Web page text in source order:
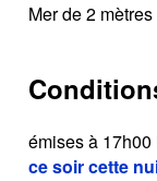
Mer de 2
émises à
ce soir cette